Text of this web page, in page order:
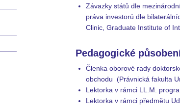
Závazky států dle
práva investorů dle
Clinic, Graduate Institute of
Pedagogické
Členka oborové rady
obchodu (Právnická fakulta
Lektorka v rámci LL.M.
Lektorka v rámci předmětu